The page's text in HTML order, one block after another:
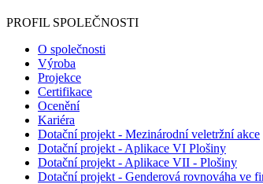
PROFIL SPOLEČNOSTI
O společnosti
Výroba
Projekce
Certifikace
Ocenění
Kariéra
Dotační projekt - Mezinárodní veletržní akce
Dotační projekt - Aplikace VI Plošiny
Dotační projekt - Aplikace VII - Plošiny
Dotační projekt - Genderová rovnováha ve